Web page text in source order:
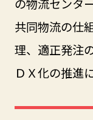
の物流センタ
共同物流の仕
理、適正発注
ＤＸ化の推進